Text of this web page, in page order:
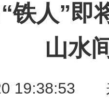
铁人”即
山水
19:38:53